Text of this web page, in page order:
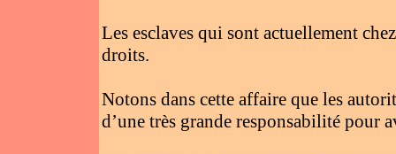
Les esclaves qui sont actuellement
droits.
Notons dans cette affaire que les
d’une très grande responsabilité pour